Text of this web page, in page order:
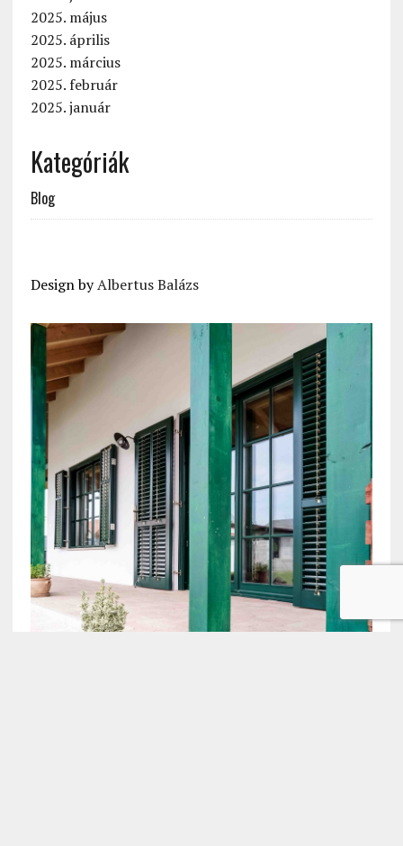
2025. május
2025. április
2025. március
2025. február
2025. január
Kategóriák
Blog
Design byAlbertus Balázs